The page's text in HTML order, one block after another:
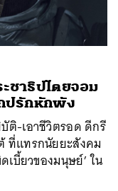
ชาธิปไตยจอม
ปรักหักพัง
ติ-เอาชีวิตรอด ดีกรี
ที่แทรกนัยยะสังคม
เบี้ยวของมนุษย์’ ใน